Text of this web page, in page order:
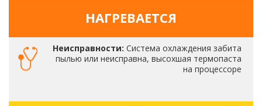
НАГРЕВАЕТСЯ
Неисправности: Система охлаждения забита
пылью или неисправна, высохшая термопаста
на процессоре